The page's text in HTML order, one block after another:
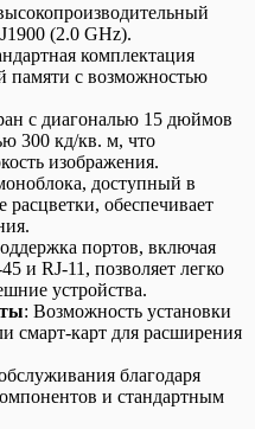
(2.0 GHz).
комплектация
памяти с возможностью
с диагональю 15 дюймов
300 кд/кв. м, что
изображения.
доступный в
обеспечивает
портов, включая
и RJ-11, позволяет легко
устройства.
: Возможность установки
смарт-карт для расширения
благодаря
и стандартным